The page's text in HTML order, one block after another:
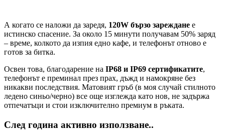
А когато се наложи да заредя, 120W бързо зареждане е
истинско спасение. За около 15 минути получавам 50% заряд
– време, колкото да изпия едно кафе, и телефонът отново е
готов за битка.
​Освен това, благодарение на IP68 и IP69 сертификатите,
телефонът е преминал през прах, дъжд и намокряне без
никакви последствия. Матовият гръб (в моя случай стилното
ледено синьо/черно) все още изглежда като нов, не задържа
отпечатъци и стои изключително премиум в ръката.
След година активно използване..